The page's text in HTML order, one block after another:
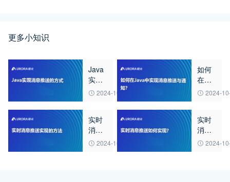
更多小知识
Java
实现
消息
式
2024-10-23
如何
在
Java
息推
送与
通
2024-
实时
消息
推送2024-10-23
实时
消息
推送2024-